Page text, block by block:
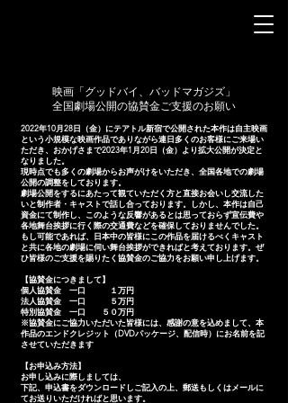
映画「グッドバイ、バッドマガジズ」
全国劇場公開の協賛金ご支援のお願い
2022年10月28日（金）にテアトル新宿で公開された本作は自主映画
という小規模な映画作品でありながら連日多くのお客様にご来場い
ただき、おかげさまで2023年1月20日（金）より拡大公開が決定と
なりました。
現時点でも多くの劇場からお声がけをいただき、全国各地での劇場
公開の調整をしております。
劇場公開をするにあたって観ていただく方と直接お会いし交流した
いと制作者・キャストで話し合っております。しかし、本作は自己
資金にて制作し、このような反響があるとは思っておらず宣伝費や
各地舞台挨拶に行く際の交通費などを確保しておりませんでした。
もし可能であれば、日本中の皆様にこの作品を届けるべくキャスト
と共に各地の劇場に伺い舞台挨拶ができればと考えております。ぜ
ひ皆様のご支援を賜りたく協賛金のご協力をお願い申し上げます。
【協賛金につきまして】
個人協賛金 一口 １万円
法人協賛金 一口 ５万円
特別協賛金 一口 ５０万円
※協賛金にご協力いただいた皆様には、感謝の意を込めまして、本
作品のエンドクレジット（DVDパッケージ、配信時）にお名前を記
させていただきます
【お申込み方法】
お申し込みに際しましては、
下記、申込書をダウンロードしご記入の上、郵送もしくはメールに
てお送りいただければと思います。